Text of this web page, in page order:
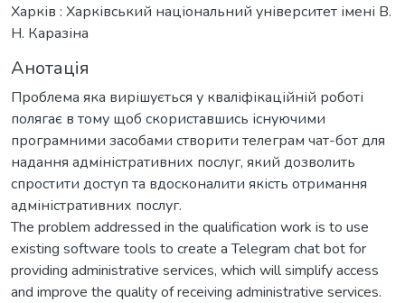
Харків : Харківський національний університет імені В.
Н. Каразіна
Анотація
Проблема яка вирішується у кваліфікаційній роботі
полягає в тому щоб скориставшись існуючими
програмними засобами створити телеграм чат-бот для
надання адміністративних послуг, який дозволить
спростити доступ та вдосконалити якість отримання
адміністративних послуг.
The problem addressed in the qualification work is to use
existing software tools to create a Telegram chat bot for
providing administrative services, which will simplify access
and improve the quality of receiving administrative services.